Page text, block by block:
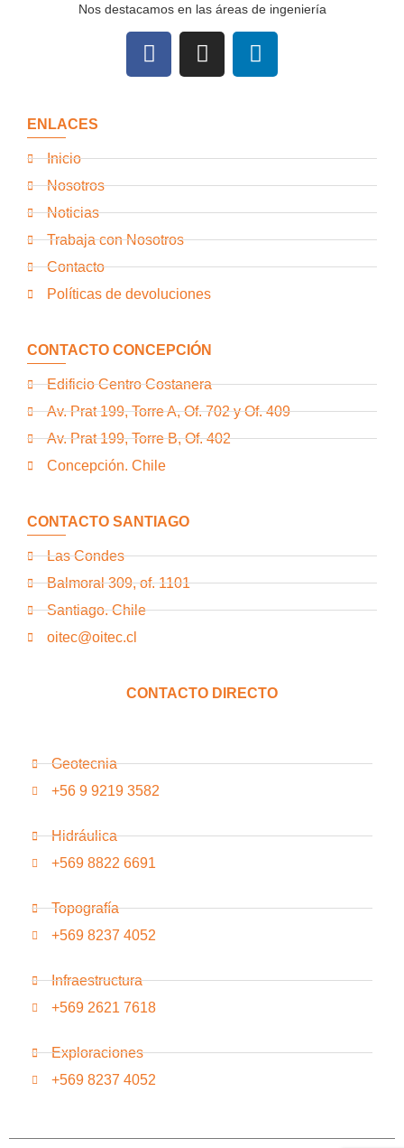
Nos destacamos en las áreas de ingeniería
ENLACES
Inicio
Nosotros
Noticias
Trabaja con Nosotros
Contacto
Políticas de devoluciones
CONTACTO CONCEPCIÓN
Edificio Centro Costanera
Av. Prat 199, Torre A, Of. 702 y Of. 409
Av. Prat 199, Torre B, Of. 402
Concepción. Chile
CONTACTO SANTIAGO
Las Condes
Balmoral 309, of. 1101
Santiago. Chile
oitec@oitec.cl
CONTACTO DIRECTO
Geotecnia
+56 9 9219 3582
Hidráulica
+569 8822 6691
Topografía
+569 8237 4052
Infraestructura
+569 2621 7618
Exploraciones
+569 8237 4052